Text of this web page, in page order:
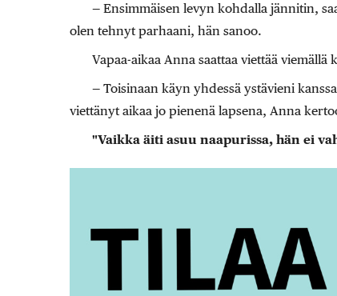
— Ensimmäisen levyn kohdalla jännitin,
olen tehnyt parhaani, hän sanoo.
Vapaa-aikaa Anna saattaa viettää
— Toisinaan käyn yhdessä ystävieni
viettänyt aikaa jo pienenä lapsena, Anna
"Vaikka äiti asuu naapurissa, hän ei